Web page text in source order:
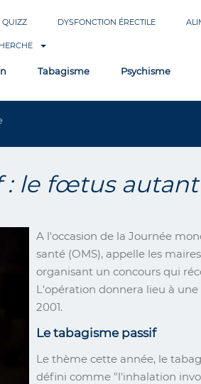
QUIZZ DYSFONCTION ÉRECTILE
Tabagisme Psychisme
: le fœtus
A l'occasion de la Journée
santé (OMS), appelle les
organisant un concours qui
L'opération donnera lieu à
2001.
Le tabagisme passif
Le thème cette année, le
défini comme "l'inhalation